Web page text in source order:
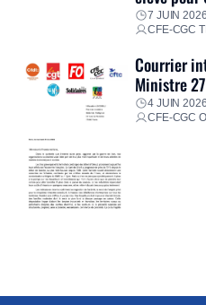
7 JUIN
CFE-CGC
Courrier
Ministre
4 JUIN
CFE-CGC